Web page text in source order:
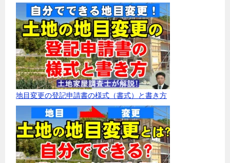
地目変更の登記申請書の様式（書式）と書き方